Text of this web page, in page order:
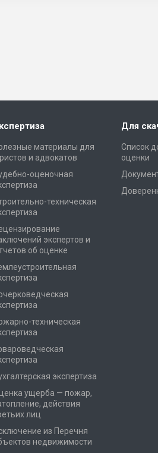
материалы для
и адвокатов
оценочная
техническая
экспертов и
об оценке
техническая
экспертиза
ущерба — пожар,
действия
лиц
из Перечня
недвижимости
Для
Список
оценки